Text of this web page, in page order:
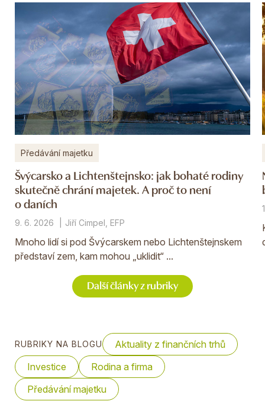
Předávání majetku
Švýcarsko a Lichtenštejnsko: jak bohaté rodiny
skutečně chrání majetek. A proč to není
o daních
9. 6. 2026 Jiří Cimpel, EFP
Mnoho lidí si pod Švýcarskem nebo Lichtenštejnskem
představí zem, kam mohou „uklidit“ ...
Další články z rubriky
RUBRIKY NA BLOGU
Aktuality z finančních trhů
Investice
Rodina a firma
Předávání majetku